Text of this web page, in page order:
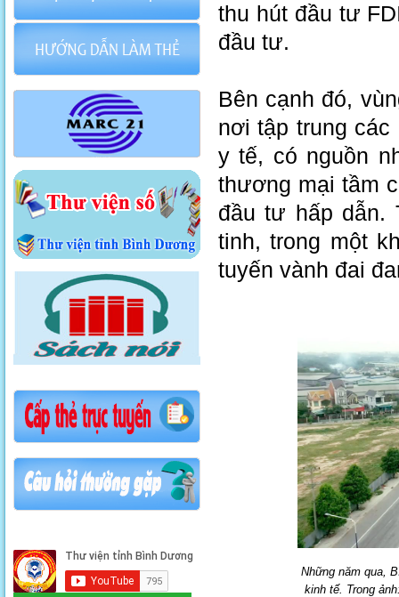
thu hút đầu tư
đầu tư.
Bên cạnh đó,
nơi tập trung
y tế, có nguồn
thương mại tầm
đầu tư hấp dẫn.
tinh, trong một
tuyến vành đai
Những năm qua,
kinh tế. Trong